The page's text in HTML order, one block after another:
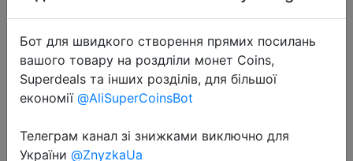
2020-08-30
Бот для швидкого створення прямих посилань
вашого товару на роздліли монет Coins,
Superdeals та інших розділів, для більшої
економії @AliSuperCoinsBot
Телеграм канал зі знижками виключно для
України @ZnyzkaUa